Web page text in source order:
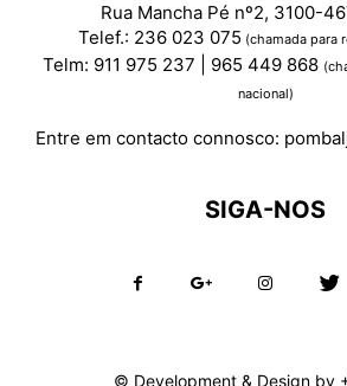
Rua Mancha Pé nº2, 3100-
Telef.: 236 023 075 (chamada para
Telm: 911 975 237 | 965 449 868
nacional)
Entre em contacto connosco:
SIGA-NOS
© Development & Design by